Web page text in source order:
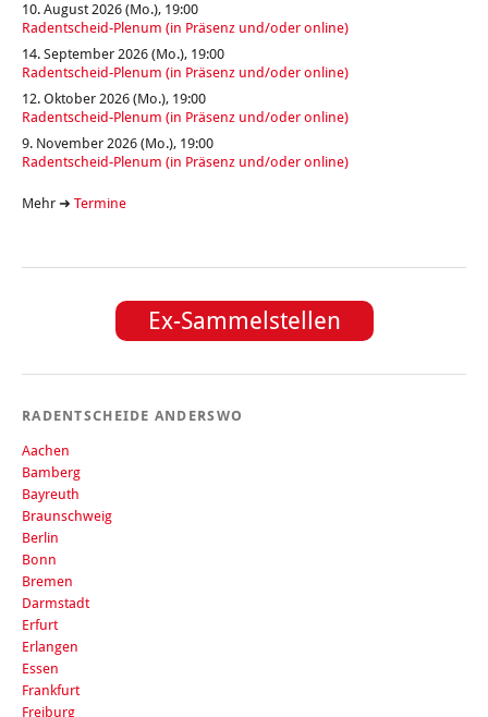
10. August 2026 (Mo.), 19:00
Radentscheid-Plenum (in Präsenz und/oder online)
14. September 2026 (Mo.), 19:00
Radentscheid-Plenum (in Präsenz und/oder online)
12. Oktober 2026 (Mo.), 19:00
Radentscheid-Plenum (in Präsenz und/oder online)
9. November 2026 (Mo.), 19:00
Radentscheid-Plenum (in Präsenz und/oder online)
Mehr ➜ Termine
Ex-Sammelstellen
RADENTSCHEIDE ANDERSWO
Aachen
Bamberg
Bayreuth
Braunschweig
Berlin
Bonn
Bremen
Darmstadt
Erfurt
Erlangen
Essen
Frankfurt
Freiburg